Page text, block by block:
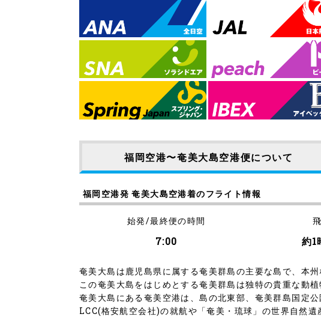
福岡空港〜奄美大島空港便について
福岡空港発 奄美大島空港着のフライト情報
始発/最終便の時間
7:00 約1
奄美大島は鹿児島県に属する奄美群島の主要な島で、本
この奄美大島をはじめとする奄美群島は独特の貴重な動
奄美大島にある奄美空港は、島の北東部、奄美群島国定
LCC(格安航空会社)の就航や「奄美・琉球」の世界自然